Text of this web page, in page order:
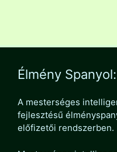
Élmény Spanyol:
A mesterséges
fejlesztésű
előfizetői rendszerben.